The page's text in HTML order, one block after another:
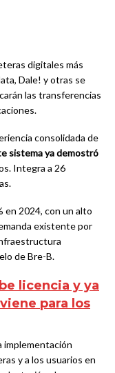
digitales más
Dale! y otras se
las transferencias
consolidada de
sistema ya demostró
Integra a 26
en 2024, con un alto
existente por
de Bre-B.
licencia y ya
para los
implementación
y a los usuarios en